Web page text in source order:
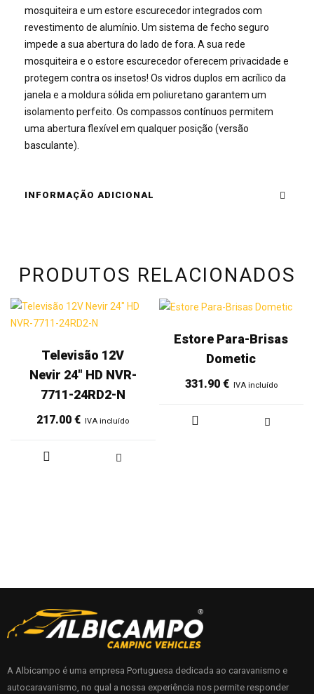
mosquiteira e um estore escurecedor integrados com
revestimento de alumínio. Um sistema de fecho seguro
impede a sua abertura do lado de fora. A sua rede
mosquiteira e o estore escurecedor oferecem privacidade e
protegem contra os insetos! Os vidros duplos em acrílico da
janela e a moldura sólida em poliuretano garantem um
isolamento perfeito. Os compassos contínuos permitem
uma abertura flexível em qualquer posição (versão
basculante).
INFORMAÇÃO ADICIONAL
PRODUTOS RELACIONADOS
Televisão 12V
Nevir 24" HD NVR-
7711-24RD2-N
217.00€ IVA incluído
Estore Para-Brisas
Dometic
331.90 € IVA incluído
A Albicampo é uma empresa Portuguesa dedicada ao caravanismo e
autocaravanismo, no qual a nossa experiência nos permite responder